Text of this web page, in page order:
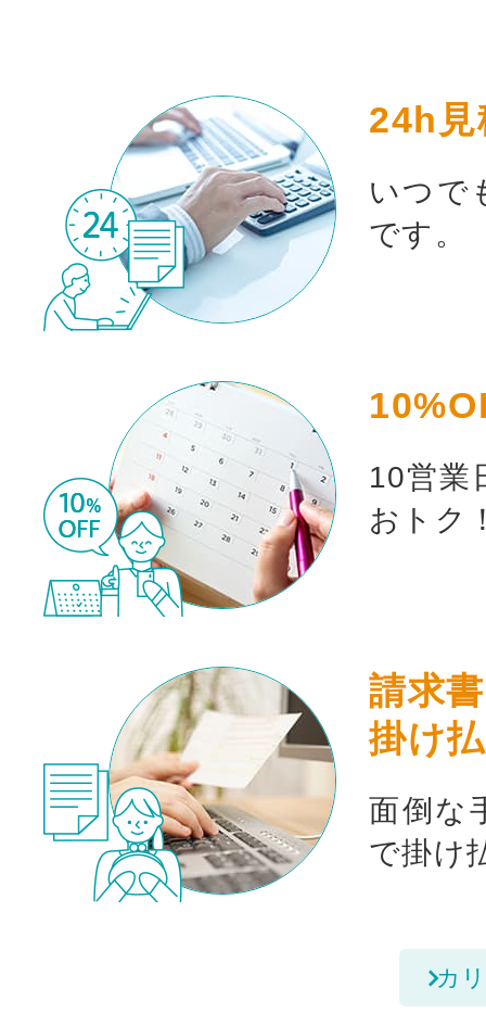
24h見
いつで
です。
10営業
おトク
請求
掛け
面倒な
で掛け
カ